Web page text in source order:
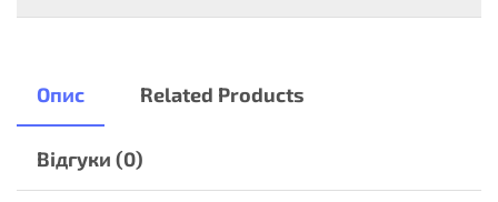
Опис Related Products
Відгуки (0)